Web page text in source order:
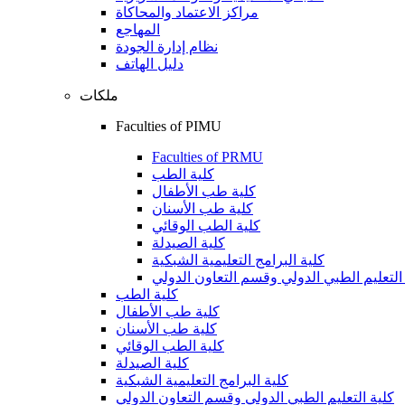
مراكز الاعتماد والمحاكاة
المهاجع
نظام إدارة الجودة
دليل الهاتف
ملكات
Faculties of PIMU
Faculties of PRMU
كلية الطب
كلية طب الأطفال
كلية طب الأسنان
كلية الطب الوقائي
كلية الصيدلة
كلية البرامج التعليمية الشبكية
التعليم الطبي الدولي وقسم التعاون الدولي
كلية الطب
كلية طب الأطفال
كلية طب الأسنان
كلية الطب الوقائي
كلية الصيدلة
كلية البرامج التعليمية الشبكية
كلية التعليم الطبي الدولي وقسم التعاون الدولي